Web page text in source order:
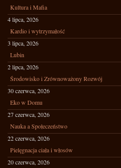
Kultura i Mafia
4 lipca, 2026
Kardio i wytrzymałość
3 lipca, 2026
Lubin
2 lipca, 2026
Środowisko i Zrównoważony Rozwój
30 czerwca, 2026
Eko w Domu
27 czerwca, 2026
Nauka a Społeczeństwo
22 czerwca, 2026
Pielęgnacja ciała i włosów
20 czerwca, 2026